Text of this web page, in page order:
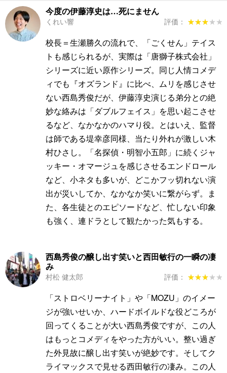
今度の伊藤淳史は…死にません
くれい響 評価： ★★★★★
★★★★★
校長＝生瀬勝久の流れで、「ごくせん」テイス
トも感じられるが、実際は「唐獅子株式会社」
シリーズに近い原作シリーズ。同じ人情コメデ
ィでも『オズランド』に比べ、ムリを感じさせ
ない西島秀俊だが、伊藤淳史演じる弟分との絶
妙な絡みは「ダブルフェイス」を思い起こさせ
るなど、なかなかのハマり役。とはいえ、監督
は師である堤幸彦同様、当たり外れが激しい木
村ひさし。「名探偵・明智小五郎」に続くジャ
ッキー・オマージュを感じさせるエンドロール
など、小ネタも多いが、どこかフッ切れない演
出が災いしてか、なかなか笑いに繋がらず。ま
た、各生徒とのエピソードなど、忙しない印象
も強く、連ドラとして観たかった気もする。
西島秀俊の醸し出す笑いと西田敏行の一瞬の凄
み
村松 健太郎 評価： ★★★★★
★★★★★
「ストロベリーナイト」や「MOZU」のイメー
ジが強いせいか、ハードボイルドな役どころが
回ってくることが大い西島秀俊ですが、この人
はもっとコメディをやった方がいい。整い過ぎ
た外見故に醸し出す笑いが絶妙です。そしてク
ライマックスで見せる西田敏行の凄み。この人